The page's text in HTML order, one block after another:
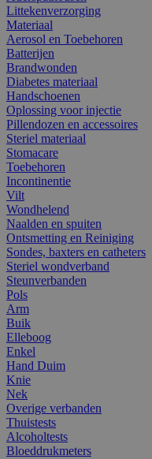
Littekenverzorging
Materiaal
Aerosol en Toebehoren
Batterijen
Brandwonden
Diabetes materiaal
Handschoenen
Oplossing voor injectie
Pillendozen en accessoires
Steriel materiaal
Stomacare
Toebehoren
Incontinentie
Vilt
Wondhelend
Naalden en spuiten
Ontsmetting en Reiniging
Sondes, baxters en catheters
Steriel wondverband
Steunverbanden
Pols
Arm
Buik
Elleboog
Enkel
Hand Duim
Knie
Nek
Overige verbanden
Thuistests
Alcoholtests
Bloeddrukmeters